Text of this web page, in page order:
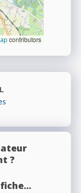
contributors
?